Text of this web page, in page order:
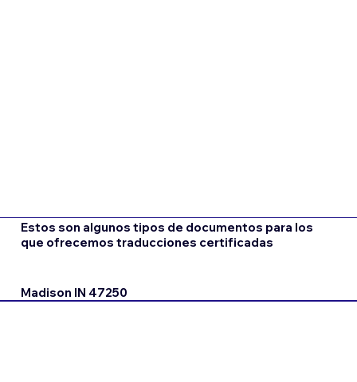
Estos son algunos tipos de documentos para los
que ofrecemos traducciones certificadas
Madison IN 47250